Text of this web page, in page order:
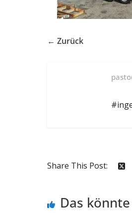
← Zurück
Share This Post:
Das